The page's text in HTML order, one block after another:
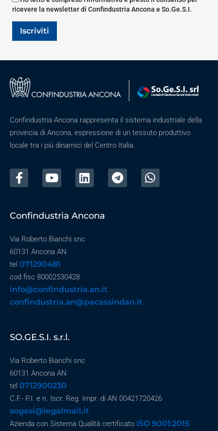
ricevere la newsletter di Confindustria Ancona e So.Ge.S.I.
Iscriviti
Confindustria Ancona rappresenta il sistema industriale della
provincia di Ancona, espressione di un tessuto produttivo
locale tra i più dinamici del Centro Italia.
Confindustria Ancona
Via Roberto Bianchi snc
60131 Ancona AN
tel 071290481
cod fisc 80002530428
info@confindustria.an.it
confindustria.an@pecassindan.it
SO.GE.S.I. s.r.l.
Via Roberto Bianchi snc
60131 Ancona AN
tel 0712900230
C.F.- P.I. e n. Iscr. Reg. Impr. di AN 00421720426
sogesi@legalmail.it
Azienda con Sistema Qualità certificato ISO 9001:2015